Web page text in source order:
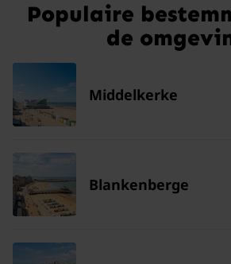
Populaire
de
Middelkerke
Blankenberge